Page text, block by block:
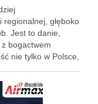
głęboko
Jest to danie,
z bogactwem
nie tylko w Polsce,